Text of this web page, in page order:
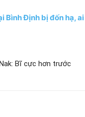
Bình Định bị đốn hạ,
Bĩ cực hơn trước